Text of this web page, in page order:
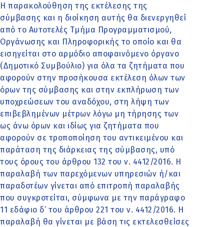
Η παρακολούθηση της εκτέλεσης της
σύμβασης και η διοίκηση αυτής θα διενεργηθεί
από το Αυτοτελές Τμήμα Προγραμματισμού,
Οργάνωσης και Πληροφορικής το οποίο και θα
εισηγείται στο αρμόδιο αποφαινόμενο όργανο
(Δημοτικό Συμβούλιο) για όλα τα ζητήματα που
αφορούν στην προσήκουσα εκτέλεση όλων των
όρων της σύμβασης και στην εκπλήρωση των
υποχρεώσεων του αναδόχου, στη λήψη των
επιβεβλημένων μέτρων λόγω μη τήρησης των
ως άνω όρων και ιδίως για ζητήματα που
αφορούν σε τροποποίηση του αντικειμένου και
παράταση της διάρκειας της σύμβασης, υπό
τους όρους του άρθρου 132 του ν. 4412/2016. Η
παραλαβή των παρεχόμενων υπηρεσιών ή/και
παραδοτέων γίνεται από επιτροπή παραλαβής
που συγκροτείται, σύμφωνα με την παράγραφο
11 εδάφιο δ’ του άρθρου 221 του ν. 4412/2016. Η
παραλαβή θα γίνεται με βάση τις εκτελεσθείσες